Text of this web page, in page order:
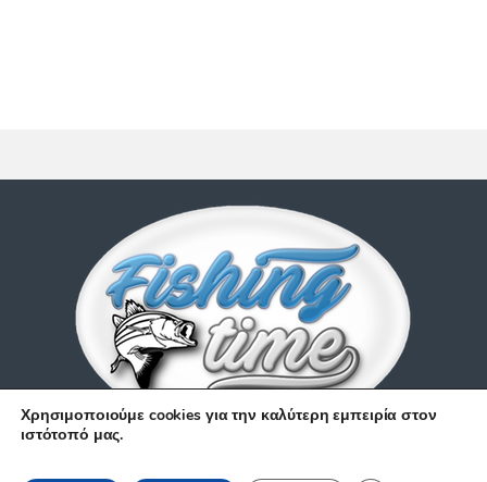
Χρησιμοποιούμε cookies για την καλύτερη εμπειρία στον
ιστότοπό μας.